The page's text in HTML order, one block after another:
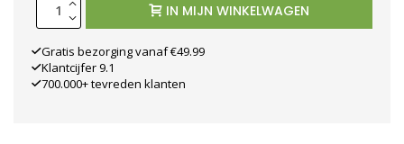
IN MIJN WINKELWAGEN
Gratis bezorging vanaf €49.99
Klantcijfer 9.1
700.000+ tevreden klanten